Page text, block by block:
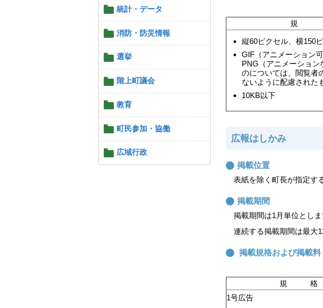
統計・データ
消防・防災情報
選挙
階上町議会
教育
町民参加・協働
広域行政
規
縦60ピクセル、横150
GIF（アニメーション
PNG（アニメーション
のについては、閲覧者
ないように配慮された
10KB以下
広報はしかみ
掲載位置
表紙を除く町長が指定す
掲載期間
掲載期間は1月単位としま
連続する掲載期間は最大
掲載規格および掲載料
規 格
1号広告